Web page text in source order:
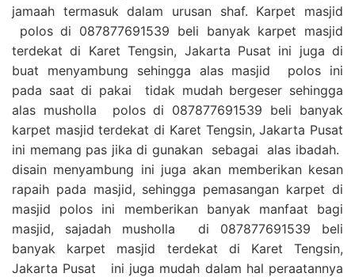
jamaah termasuk dalam urusan shaf. Karpet masjid
polos di 087877691539 beli banyak karpet masjid
terdekat di Karet Tengsin, Jakarta Pusat ini juga di
buat menyambung sehingga alas masjid polos ini
pada saat di pakai tidak mudah bergeser sehingga
alas musholla polos di 087877691539 beli banyak
karpet masjid terdekat di Karet Tengsin, Jakarta Pusat
ini memang pas jika di gunakan sebagai alas ibadah.
disain menyambung ini juga akan memberikan kesan
rapaih pada masjid, sehingga pemasangan karpet di
masjid polos ini memberikan banyak manfaat bagi
masjid, sajadah musholla di 087877691539 beli
banyak karpet masjid terdekat di Karet Tengsin,
Jakarta Pusat ini juga mudah dalam hal peraatannya